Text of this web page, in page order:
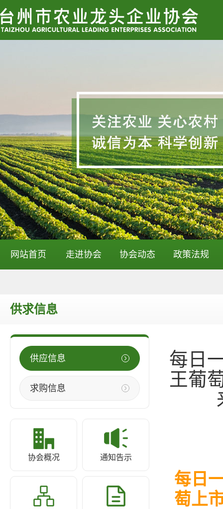
网站首页 走进协会 协会动态 政策法规
供求信息
供应信息
求购信息
协会概况 通知告示
每日
王葡
每日
萄上